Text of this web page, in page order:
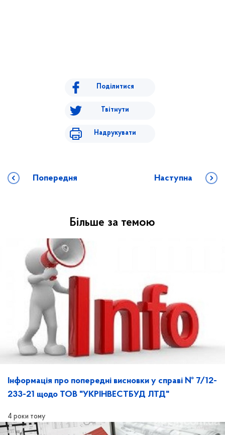
Поділитися
Твітнути
Надрукувати
Попередня Наступна
Більше за темою
Інформація про попередні висновки у справі № 7/12-
233-21 щодо ТОВ "УКРІНВЕСТБУД ЛТД"
4 роки тому